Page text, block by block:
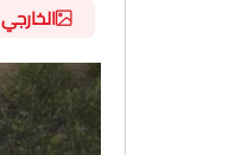
الخارجي